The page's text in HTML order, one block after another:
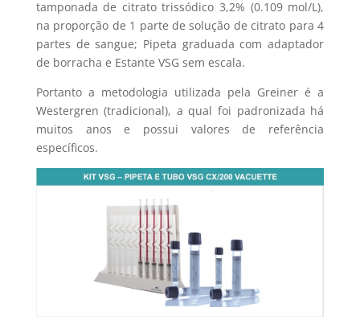
tamponada de citrato trissódico 3,2% (0.109 mol/L),
na proporção de 1 parte de solução de citrato para 4
partes de sangue; Pipeta graduada com adaptador
de borracha e Estante VSG sem escala.
Portanto a metodologia utilizada pela Greiner é a
Westergren (tradicional), a qual foi padronizada há
muitos anos e possui valores de referência
específicos.